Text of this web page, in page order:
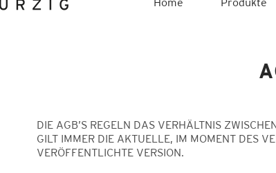
DIE AGB’S REGELN DAS VERHÄLTNIS
GILT IMMER DIE AKTUELLE, IM MOMENT DES
VERÖFFENTLICHTE VERSION.